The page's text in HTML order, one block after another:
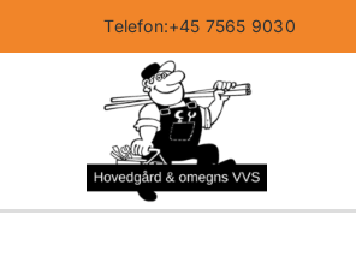
Telefon:+45 7565 9030